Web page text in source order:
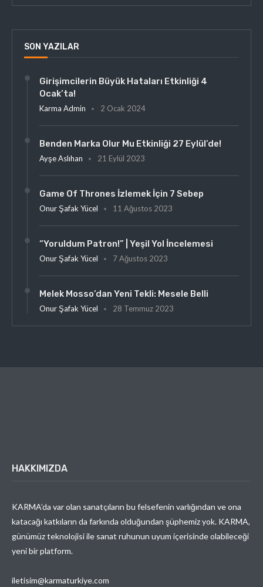
SON YAZILAR
Girişimcilerin Büyük Hataları Etkinliği 4
Ocak’ta!
Karma Admin 2 Ocak 2024
Benden Marka Olur Mu Etkinliği 27 Eylül’de!
Ayşe Aslıhan 21 Eylül 2023
Game Of Thrones İzlemek İçin 7 Sebep
Onur Şafak Yücel 11 Ağustos 2023
“Yoruldum Patron!” | Yeşil Yol İncelemesi
Onur Şafak Yücel 7 Ağustos 2023
Melek Mosso’dan Yeni Tekli: Mesele Belli
Onur Şafak Yücel 28 Temmuz 2023
HAKKIMIZDA
KARMA’da var olan sanatçıların bu felsefenin varlığından ve ona
katacağı katkıların da farkında olduğundan şüphemiz yok. KARMA,
günümüz teknolojisi ile sanat ruhunun uyum içerisinde olabileceği
yeni bir platform.
iletisim@karmaturkiye.com